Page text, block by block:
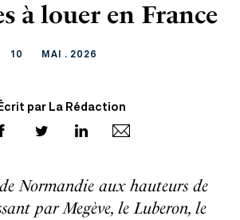
à louer en France
10 MAI . 2026
par La Rédaction
Normandie aux hauteurs de
par Megève, le Luberon, le